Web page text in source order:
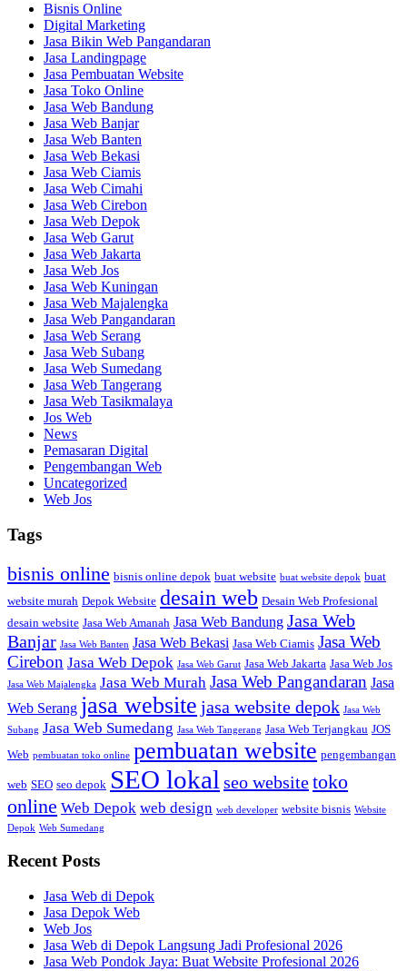
Bisnis Online
Digital Marketing
Jasa Bikin Web Pangandaran
Jasa Landingpage
Jasa Pembuatan Website
Jasa Toko Online
Jasa Web Bandung
Jasa Web Banjar
Jasa Web Banten
Jasa Web Bekasi
Jasa Web Ciamis
Jasa Web Cimahi
Jasa Web Cirebon
Jasa Web Depok
Jasa Web Garut
Jasa Web Jakarta
Jasa Web Jos
Jasa Web Kuningan
Jasa Web Majalengka
Jasa Web Pangandaran
Jasa Web Serang
Jasa Web Subang
Jasa Web Sumedang
Jasa Web Tangerang
Jasa Web Tasikmalaya
Jos Web
News
Pemasaran Digital
Pengembangan Web
Uncategorized
Web Jos
Tags
bisnis online bisnis online depok buat website buat website depok buat
website murah Depok Website desain web Desain Web Profesional
desain website Jasa Web Amanah Jasa Web Bandung Jasa Web
Banjar Jasa Web Banten Jasa Web Bekasi Jasa Web Ciamis Jasa Web
Cirebon Jasa Web Depok Jasa Web Garut Jasa Web Jakarta Jasa Web Jos
Jasa Web Majalengka Jasa Web Murah Jasa Web Pangandaran Jasa
Web Serang jasa website jasa website depok Jasa Web
Subang Jasa Web Sumedang Jasa Web Tangerang Jasa Web Terjangkau JOS
Web pembuatan toko online pembuatan website pengembangan
web SEO seo depok SEO lokal seo websitetoko
online Web Depok web design web developer website bisnis Website
Depok Web Sumedang
Recent Posts
Jasa Web di Depok
Jasa Depok Web
Web Jos
Jasa Web di Depok Langsung Jadi Profesional 2026
Jasa Web Pondok Jaya: Buat Website Profesional 2026